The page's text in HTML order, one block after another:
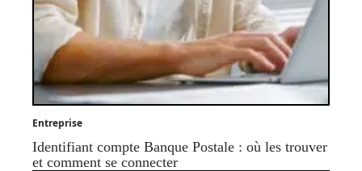
Entreprise
Identifiant compte Banque Postale : où les trouver
et comment se connecter